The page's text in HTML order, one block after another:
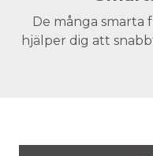
De många smarta
hjälper dig att